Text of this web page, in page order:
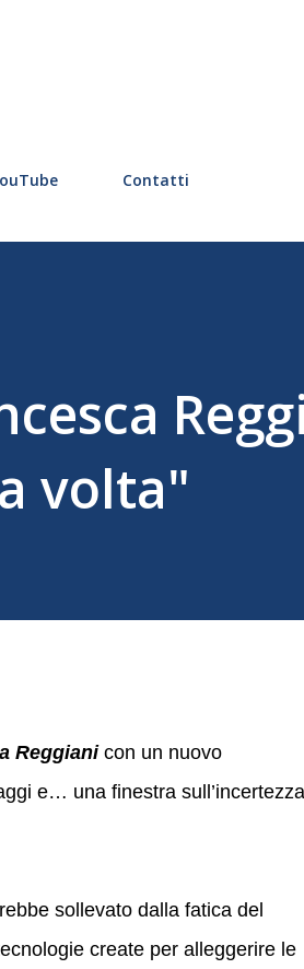
Contatti
volta"
Reggianicon un nuovo
e… una finestra
sollevato dalla fatica del
create per alleggerire le